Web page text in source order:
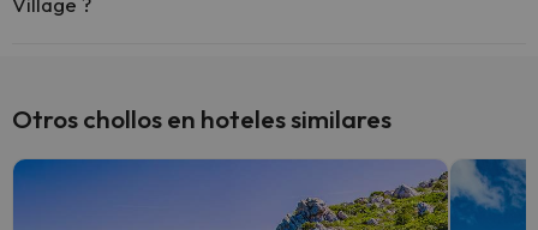
Otros chollos en hoteles similares